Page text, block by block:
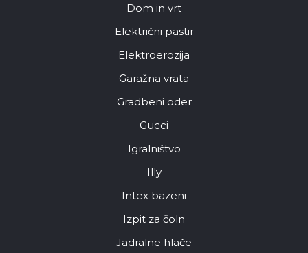
Dom in vrt
Električni pastir
Elektroerozija
Garažna vrata
Gradbeni oder
Gucci
Igralništvo
Illy
Intex bazeni
Izpit za čoln
Jadralne hlače